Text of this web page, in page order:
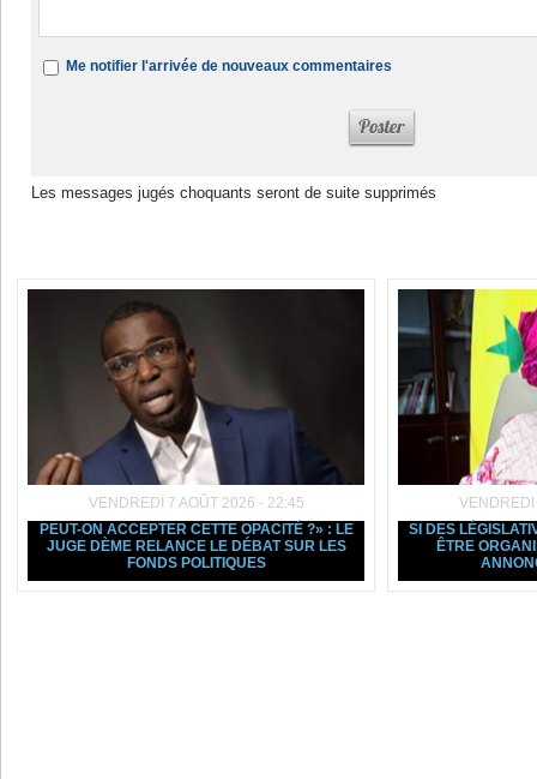
Me notifier l'arrivée de nouveaux commentaires
Les messages jugés choquants seront de suite supprimés
VENDREDI 7 AOÛT 2026 - 22:45
PEUT-ON ACCEPTER CETTE OPACITÉ ?» : LE
JUGE DÈME RELANCE LE DÉBAT SUR LES
FONDS POLITIQUES
SI DES
ÊTRE